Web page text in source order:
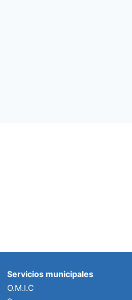
Servicios municipales
O.M.I.C